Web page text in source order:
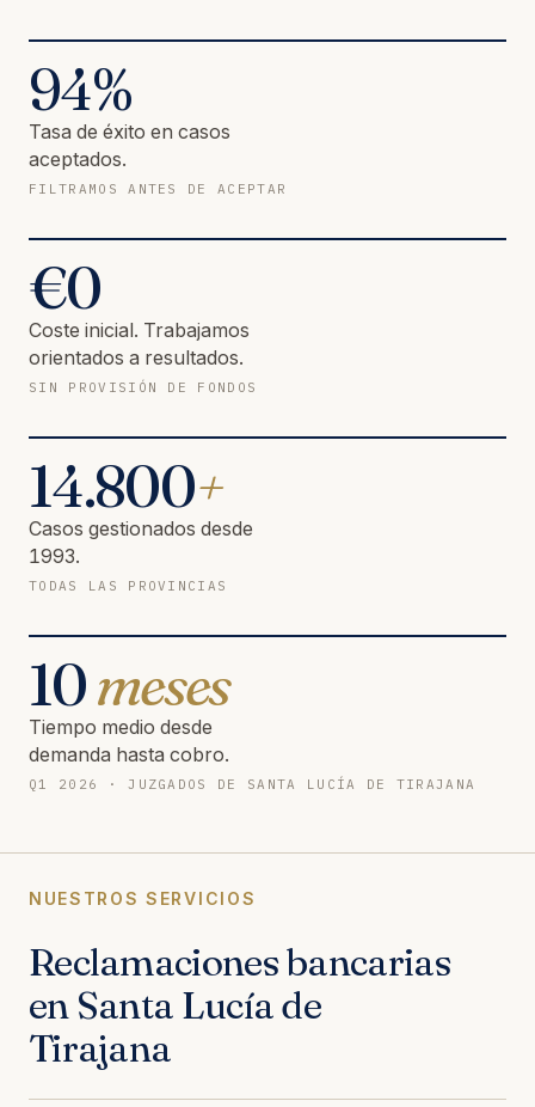
94%
Tasa de éxito en casos
aceptados.
FILTRAMOS ANTES DE ACEPTAR
€0
Coste inicial. Trabajamos
orientados a resultados.
SIN PROVISIÓN DE FONDOS
14.800+
Casos gestionados desde
1993.
TODAS LAS PROVINCIAS
10meses
Tiempo medio desde
demanda hasta cobro.
Q1 2026 · JUZGADOS DE SANTA LUCÍA DE TIRAJANA
NUESTROS SERVICIOS
Reclamaciones bancarias
en Santa Lucía de
Tirajana